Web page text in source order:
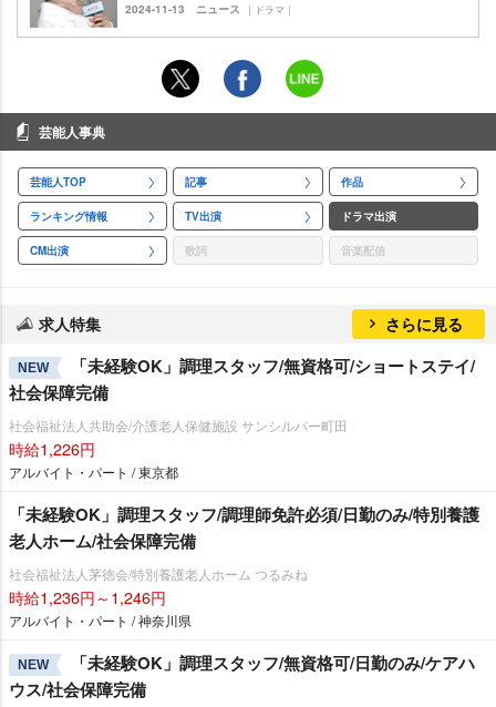
2024-11-13 ニュース ｜ドラマ｜
芸能人事典
芸能人TOP 記事 作品
ランキング情報 TV出演 ドラマ出演
CM出演 歌詞 音楽配信
求人特集 さらに見る
NEW
「未経験OK」調理スタッフ/無資格可/ショートステイ/
社会保障完備
社会福祉法人共助会/介護老人保健施設 サンシルバー町田
時給1,226円
アルバイト・パート / 東京都
「未経験OK」調理スタッフ/調理師免許必須/日勤のみ/特別養護
老人ホーム/社会保障完備
社会福祉法人茅徳会/特別養護老人ホーム つるみね
時給1,236円～1,246円
アルバイト・パート / 神奈川県
NEW
「未経験OK」調理スタッフ/無資格可/日勤のみ/ケアハ
ウス/社会保障完備